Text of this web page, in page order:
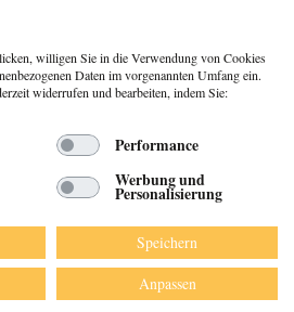
Menü
GMBH
IMPRESSUM
willigen Sie in die Verwendung von Cookies
Daten im vorgenannten Umfang ein.
widerrufen und bearbeiten, indem Sie:
Performance
Werbung und
Personalisierung
Speichern
Anpassen